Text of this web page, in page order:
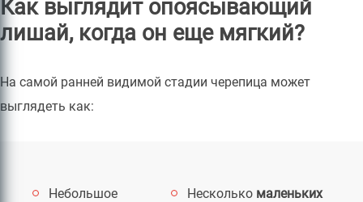
Как выглядит опоясывающий
лишай, когда он еще мягкий?
На самой ранней видимой стадии черепица может
выглядеть как:
Небольшое
Несколько маленьких